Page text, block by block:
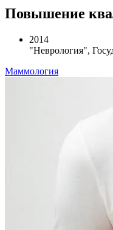
Повышение
2014
"Неврология",
Маммология